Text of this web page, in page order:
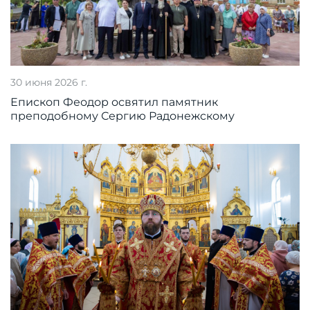
30 июня 2026 г.
Епископ Феодор освятил памятник
преподобному Сергию Радонежскому